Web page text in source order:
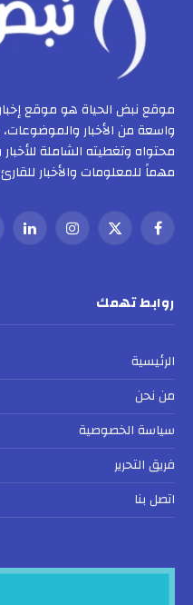
موقع نبض الحياة هو موقع
واسعة من الأخبار
محتواه وتغطيته الشاملة
مهماً للمعلومات والأخبار
فيسبوك
X
الانستغرام
روابط تهمك
الرئيسية
من نحن
سياسة الخصوصية
فريق التحرير
اتصل بنا